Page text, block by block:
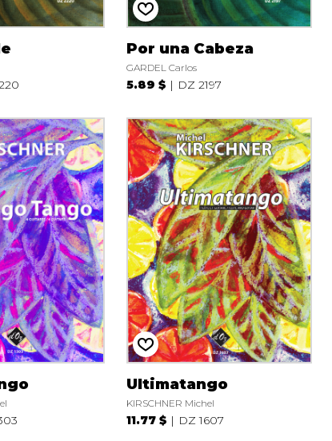
Por una Cabeza
GARDEL Carlos
5.89 $ DZ 2197
Ultimatango
KIRSCHNER Michel
11.77 $ DZ 1607